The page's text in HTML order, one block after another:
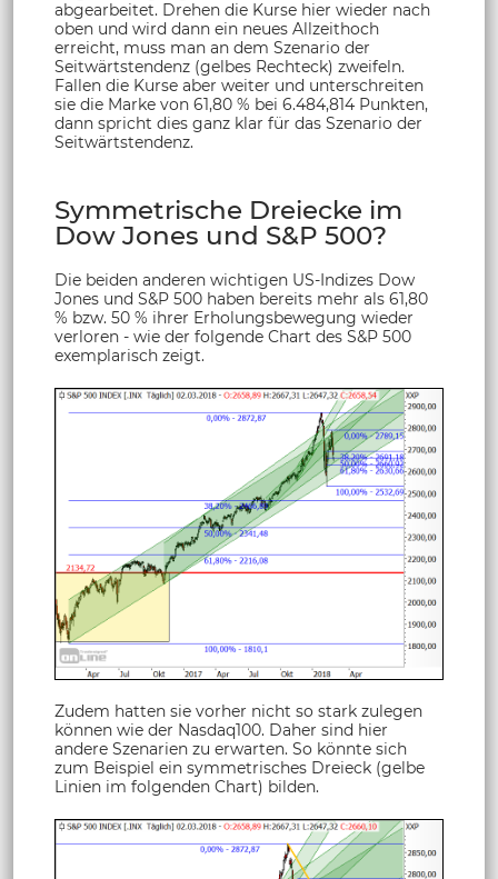
abgearbeitet. Drehen die Kurse hier wieder nach
oben und wird dann ein neues Allzeithoch
erreicht, muss man an dem Szenario der
Seitwärtstendenz (gelbes Rechteck) zweifeln.
Fallen die Kurse aber weiter und unterschreiten
sie die Marke von 61,80 % bei 6.484,814 Punkten,
dann spricht dies ganz klar für das Szenario der
Seitwärtstendenz.
Symmetrische Dreiecke im
Dow Jones und S&P 500?
Die beiden anderen wichtigen US-Indizes Dow
Jones und S&P 500 haben bereits mehr als 61,80
% bzw. 50 % ihrer Erholungsbewegung wieder
verloren - wie der folgende Chart des S&P 500
exemplarisch zeigt.
Zudem hatten sie vorher nicht so stark zulegen
können wie der Nasdaq100. Daher sind hier
andere Szenarien zu erwarten. So könnte sich
zum Beispiel ein symmetrisches Dreieck (gelbe
Linien im folgenden Chart) bilden.